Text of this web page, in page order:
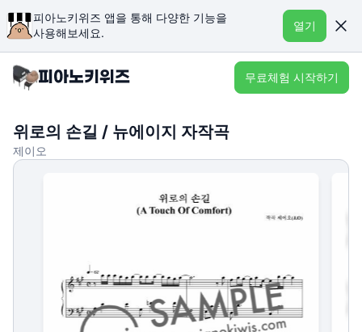
피아노키위즈 앱을 통해 다양한 기능을
사용해보세요.
열기
무료체험 시작하기
위로의 손길 / 뉴에이지 자작곡
제이오